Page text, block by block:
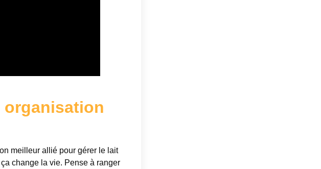
meilleur allié pour gérer le lait
change la vie. Pense à ranger